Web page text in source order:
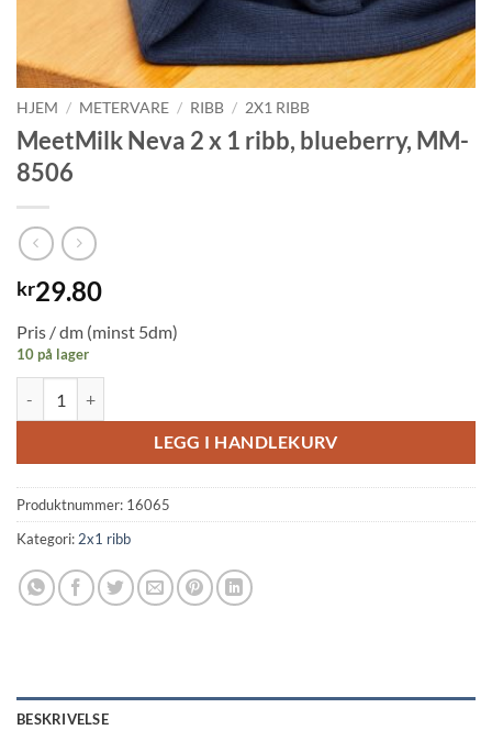
HJEM / METERVARE / RIBB / 2X1 RIBB
MeetMilk Neva 2 x 1 ribb, blueberry, MM-
8506
kr29.80
Pris / dm (minst 5dm)
10 på lager
LEGG I HANDLEKURV
Produktnummer: 16065
Kategori: 2x1 ribb
BESKRIVELSE